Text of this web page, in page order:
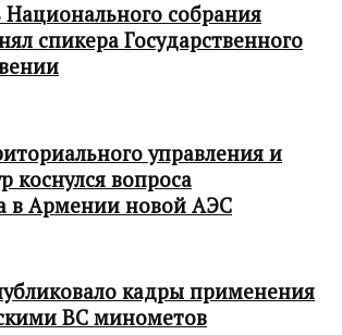
Национального собрания
спикера Государственного
управления и
коснулся вопроса
в Армении новой АЭС
кадры применения
ВС минометов